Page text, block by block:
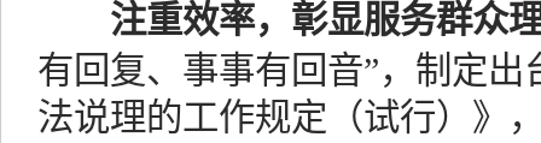
注重效率，彰显服务群众
有回复、事事有回音”，制定
法说理的工作规定（试行）》